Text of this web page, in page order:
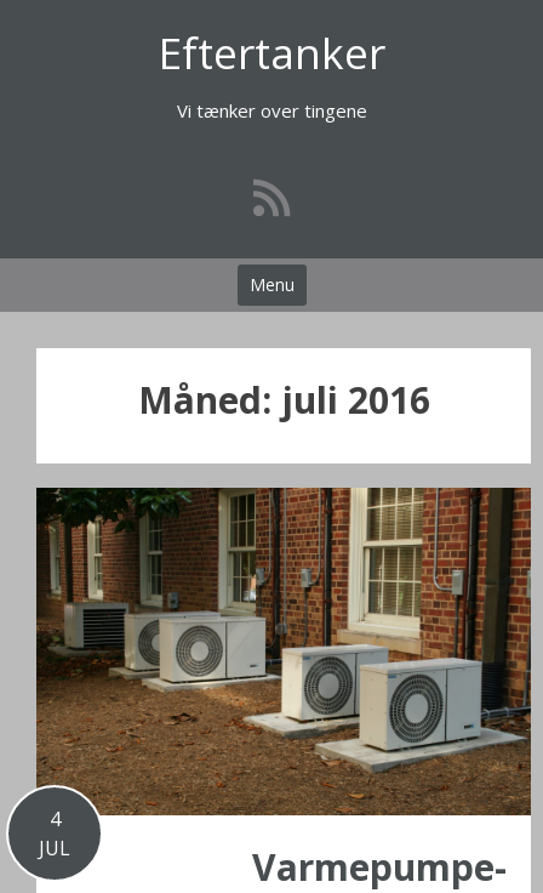
Eftertanker
Vi tænker over tingene
Menu
Måned: juli 2016
4
JUL
Varmepumpe-